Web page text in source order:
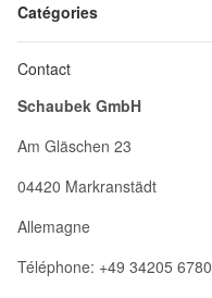
Catégories
Contact
Schaubek GmbH
Am Gläschen 23
04420 Markranstädt
Allemagne
Téléphone: +49 34205 6780